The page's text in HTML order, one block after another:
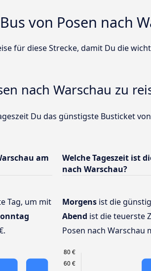
von Posen nach
für diese Strecke, damit Du die
nach Warschau zu
Du das günstigste Busticket
am
Tag, um mit
Welche Tageszeit ist
nach Warschau?
Morgens ist die
Abend ist die teuerste
Posen nach Warschau